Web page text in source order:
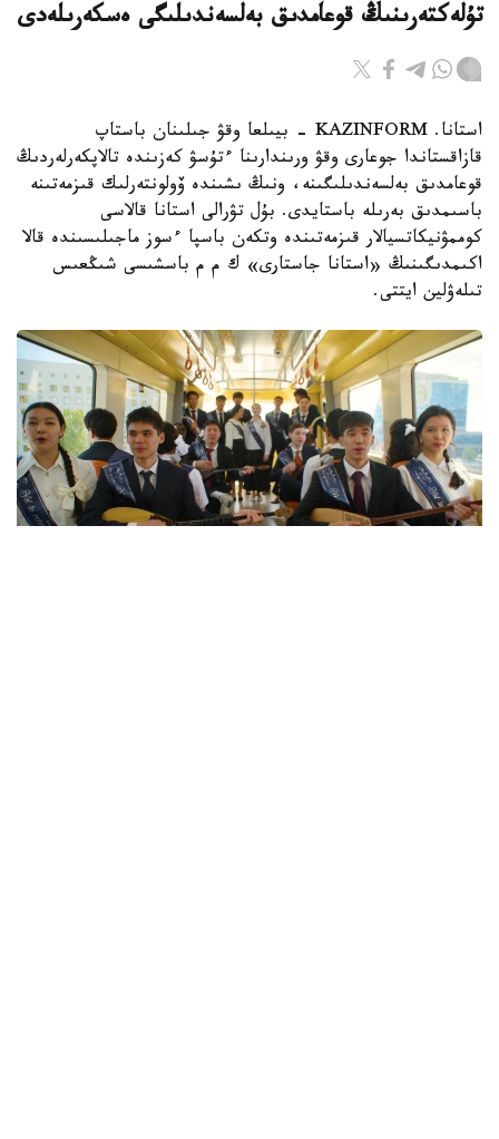
تۇلەكتەرىنىڭ قوعامدىق بەلسەندىلىگى ەسكەرىلەدى
استانا. KAZINFORM - بيىلعا وقۋ جىلىنان باستاپ
قازاقستاندا جوعارى وقۋ ورىندارىنا ءتۇسۋ كەزىندە تالاپكەرلەردىڭ
قوعامدىق بەلسەندىلىگىنە، ونىڭ ىشىندە ۆولونتەرلىك قىزمەتىنە
باسىمدىق بەرىلە باستايدى. بۇل تۋرالى استانا قالاسى
كوممۋنيكاتسيالار قىزمەتىندە وتكەن باسپا ءسوز ماجىلىسىندە قالا
اكىمدىگىنىڭ «استانا جاستارى» ك م م باسشىسى شىڭعىس
تىلەۋلين ايتتى.